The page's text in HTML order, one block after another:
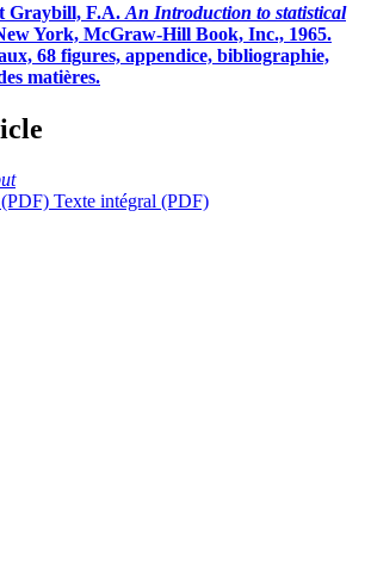
Graybill, F.A. An Introduction to statistical
York, McGraw-Hill Book, Inc., 1965.
68 figures, appendice, bibliographie,
matières.
Texte intégral (PDF)